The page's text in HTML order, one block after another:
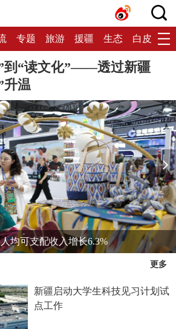
专题 旅游 援疆 生态 白皮书
到“读文化”——透过新疆
升温
均可支配收入增长6.3%
更多
新疆启动大学生科技见习计划试
点工作